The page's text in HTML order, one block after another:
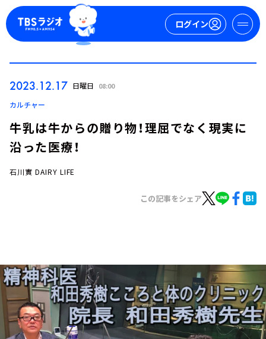
ログイン
お知らせ
イベント・グッズ
YouTube
会社情報
2023.12.17 日曜日 08:00
カルチャー
牛乳は牛からの贈り物！理屈でなく現実に
沿った医療！
石川實 DAIRY LIFE
この記事をシェア